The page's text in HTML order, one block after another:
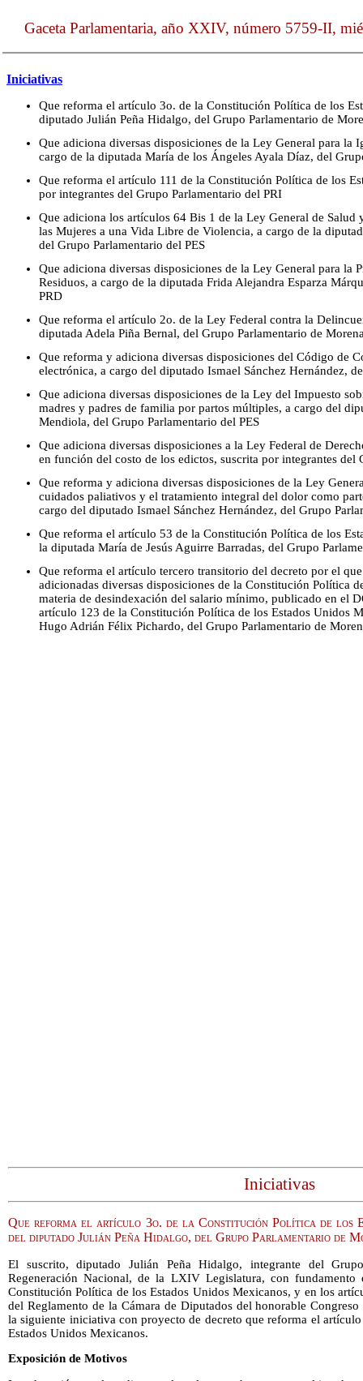
Gaceta Parlamentaria, año XXIV, número 5759-II,
Iniciativas
Que reforma el artículo 3o. de la Constitución Política de los
diputado Julián Peña Hidalgo, del Grupo Parlamentario de
Que adiciona diversas disposiciones de la Ley General para la
cargo de la diputada María de los Ángeles Ayala Díaz, del
Que reforma el artículo 111 de la Constitución Política de los
por integrantes del Grupo Parlamentario del PRI
Que adiciona los artículos 64 Bis 1 de la Ley General de Salud
las Mujeres a una Vida Libre de Violencia, a cargo de la
del Grupo Parlamentario del PES
Que adiciona diversas disposiciones de la Ley General para la
Residuos, a cargo de la diputada Frida Alejandra Esparza
PRD
Que reforma el artículo 2o. de la Ley Federal contra la
diputada Adela Piña Bernal, del Grupo Parlamentario de
Que reforma y adiciona diversas disposiciones del Código de
electrónica, a cargo del diputado Ismael Sánchez Hernández,
Que adiciona diversas disposiciones de la Ley del Impuesto
madres y padres de familia por partos múltiples, a cargo del
Mendiola, del Grupo Parlamentario del PES
Que adiciona diversas disposiciones a la Ley Federal de
en función del costo de los edictos, suscrita por integrantes del
Que reforma y adiciona diversas disposiciones de la Ley
cuidados paliativos y el tratamiento integral del dolor como
cargo del diputado Ismael Sánchez Hernández, del Grupo
Que reforma el artículo 53 de la Constitución Política de los
la diputada María de Jesús Aguirre Barradas, del Grupo
Que reforma el artículo tercero transitorio del decreto por el
adicionadas diversas disposiciones de la Constitución Política
materia de desindexación del salario mínimo, publicado en el
artículo 123 de la Constitución Política de los Estados Unidos
Hugo Adrián Félix Pichardo, del Grupo Parlamentario de
Iniciativas
Que reforma el artículo 3o. de la Constitución Política de los
del diputado Julián Peña Hidalgo, del Grupo Parlamentario de
El suscrito, diputado Julián Peña Hidalgo, integrante del
Regeneración Nacional, de la LXIV Legislatura, con
Constitución Política de los Estados Unidos Mexicanos, y en los
del Reglamento de la Cámara de Diputados del honorable
la siguiente iniciativa con proyecto de decreto que reforma el
Estados Unidos Mexicanos.
Exposición de Motivos